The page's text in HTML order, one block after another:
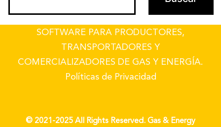
SOFTWARE PARA PRODUCTORES,
TRANSPORTADORES Y
COMERCIALIZADORES DE GAS Y ENERGÍA.
Políticas de Privacidad
© 2021-2025 All Rights Reserved. Gas & Energy